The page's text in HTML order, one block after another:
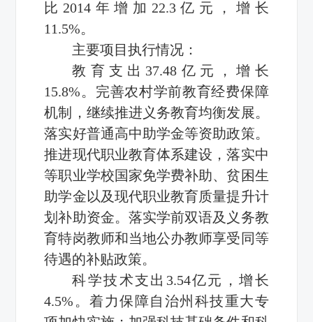
比2014年增加22.3亿元，增长
11.5%。
主要项目执行情况：
教育支出37.48亿元，增长
15.8%。完善农村学前教育经费保障
机制，继续推进义务教育均衡发展。
落实好普通高中助学金等资助政策。
推进现代职业教育体系建设，落实中
等职业学校国家免学费补助、贫困生
助学金以及现代职业教育质量提升计
划补助资金。落实学前双语及义务教
育特岗教师和当地公办教师享受同等
待遇的补贴政策。
科学技术支出3.54亿元，增长
4.5%。着力保障自治州科技重大专